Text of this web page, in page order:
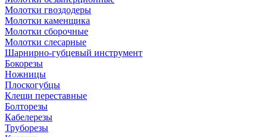
Молотки гвоздодеры
Молотки каменщика
Молотки сборочные
Молотки слесарные
Шарнирно-губцевый инструмент
Бокорезы
Ножницы
Плоскогубцы
Клещи переставные
Болторезы
Кабелерезы
Труборезы